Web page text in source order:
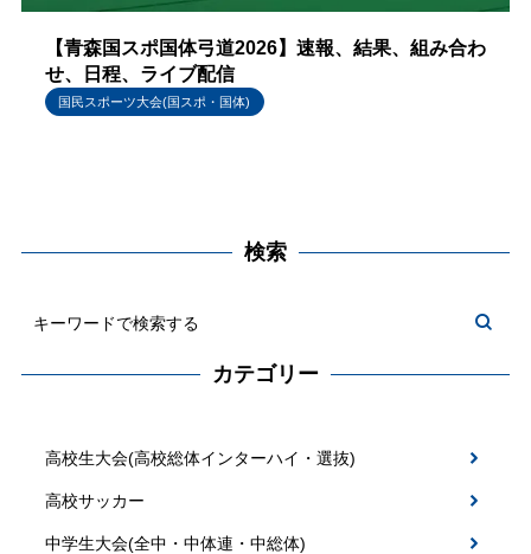
【青森国スポ国体弓道2026】速報、結果、組み合わ
せ、日程、ライブ配信
国民スポーツ大会(国スポ・国体)
検索
カテゴリー
高校生大会(高校総体インターハイ・選抜)
高校サッカー
中学生大会(全中・中体連・中総体)